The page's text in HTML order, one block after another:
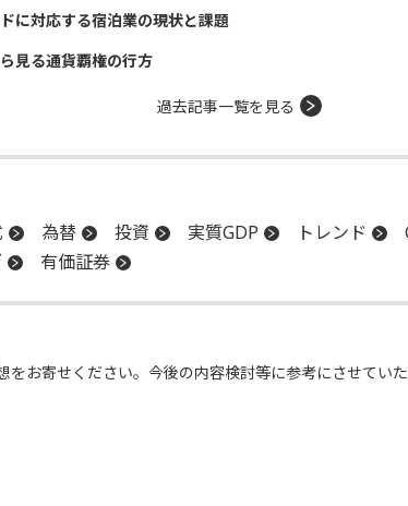
に対応する宿泊業の現状と課題
見る通貨覇権の行方
過去記事一覧を見る
為替 投資 実質GDP トレンド
有価証券
をお寄せください。今後の内容検討等に参考にさせていた